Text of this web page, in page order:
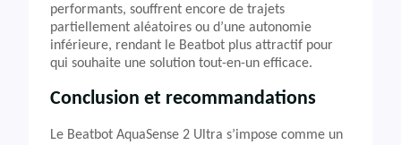
performants, souffrent encore de trajets
partiellement aléatoires ou d’une autonomie
inférieure, rendant le Beatbot plus attractif pour
qui souhaite une solution tout-en-un efficace.
Conclusion et recommandations
Le Beatbot AquaSense 2 Ultra s’impose comme un